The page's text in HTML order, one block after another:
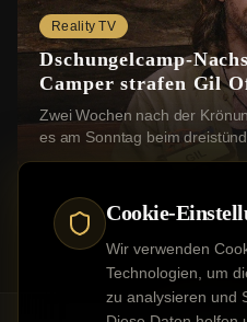
Cookie-
Wir verwenden
Technologien, um
zu analysieren und
Reality TV
Dschungelcamp-
Camper strafen Gil
Zwei Wochen nach der
es am Sonntag beim
bin ein Star – Holt mich hier